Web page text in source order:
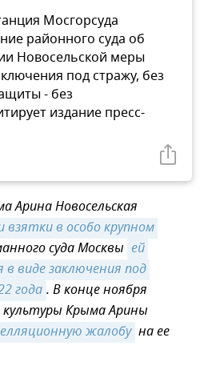
Мосгорсуда
районного суда об
Новосельской меры
под стражу, без
- без
издание пресс-
Арина Новосельская
взятки в особо крупном
суда Москвы ей
в виде заключения под
года. В конце ноября
Крыма Арины
жалобу на ее